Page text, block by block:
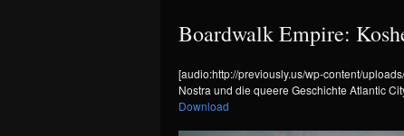
Boardwalk Empire:
[audio:http://previously.us/wp-content/
Nostra und die queere Geschichte Atlantic
Download